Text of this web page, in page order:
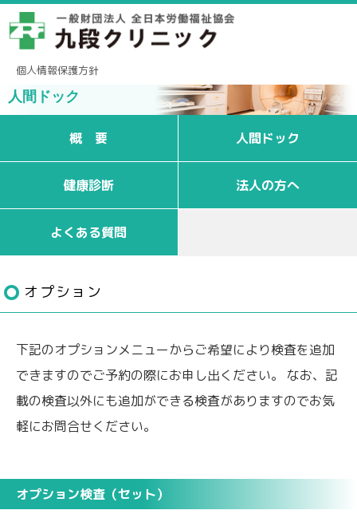
個人情報保護方針
人間ドック
概 要 人間ドック
健康診断 法人の方へ
よくある質問
オプション
下記のオプションメニューからご希望により検査を追加
できますのでご予約の際にお申し出ください。 なお、記
載の検査以外にも追加ができる検査がありますのでお気
軽にお問合せください。
オプション検査（セット）